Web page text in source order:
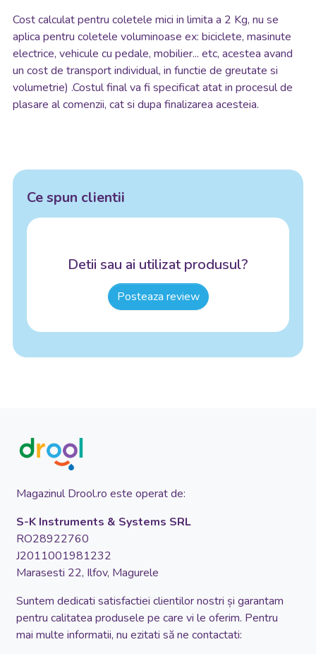
Cost calculat pentru coletele mici in limita a 2 Kg, nu se
aplica pentru coletele voluminoase ex: biciclete, masinute
electrice, vehicule cu pedale, mobilier... etc, acestea avand
un cost de transport individual, in functie de greutate si
volumetrie) .Costul final va fi specificat atat in procesul de
plasare al comenzii, cat si dupa finalizarea acesteia.
Ce spun clientii
Detii sau ai utilizat produsul?
Posteaza review
Magazinul Drool.ro este operat de:
S-K Instruments & Systems SRL
RO28922760
J2011001981232
Marasesti 22, Ilfov, Magurele
Suntem dedicati satisfactiei clientilor nostri și garantam
pentru calitatea produsele pe care vi le oferim. Pentru
mai multe informatii, nu ezitati să ne contactati: